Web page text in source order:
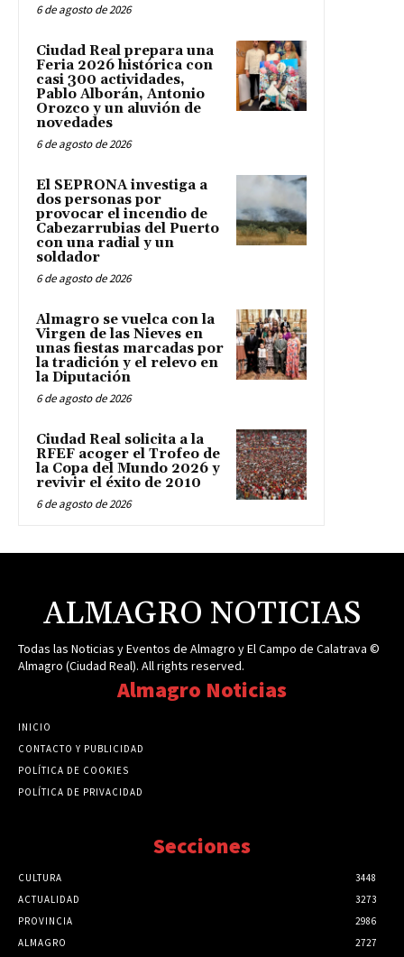
6 de agosto de 2026
Ciudad Real prepara una
Feria 2026 histórica con
casi 300 actividades,
Pablo Alborán, Antonio
Orozco y un aluvión de
novedades
6 de agosto de 2026
El SEPRONA investiga a
dos personas por
provocar el incendio de
Cabezarrubias del Puerto
con una radial y un
soldador
6 de agosto de 2026
Almagro se vuelca con la
Virgen de las Nieves en
unas fiestas marcadas por
la tradición y el relevo en
la Diputación
6 de agosto de 2026
Ciudad Real solicita a la
RFEF acoger el Trofeo de
la Copa del Mundo 2026 y
revivir el éxito de 2010
6 de agosto de 2026
ALMAGRO NOTICIAS
Todas las Noticias y Eventos de Almagro y El Campo de Calatrava ©
Almagro (Ciudad Real). All rights reserved.
Almagro Noticias
INICIO
CONTACTO Y PUBLICIDAD
POLÍTICA DE COOKIES
POLÍTICA DE PRIVACIDAD
Secciones
CULTURA
3448
ACTUALIDAD
3273
PROVINCIA
2986
ALMAGRO
2727